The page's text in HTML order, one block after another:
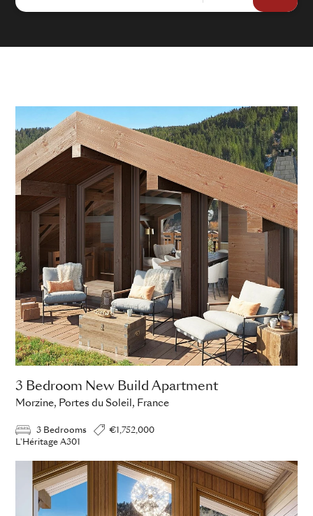
ADD TO ENQUIRY
3 Bedroom New Build Apartment
Morzine, Portes du Soleil, France
3 Bedrooms
€1,752,000
L'Héritage A301